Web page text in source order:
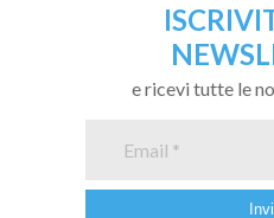
e ricevi tutte le